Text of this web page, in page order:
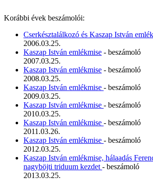
Korábbi évek beszámolói:
Cserkésztalálkozó és Kaszap István
2006.03.25.
Kaszap István emlékmise - beszámoló
2007.03.25.
Kaszap István emlékmise - beszámoló
2008.03.25.
Kaszap István emlékmise - beszámoló
2009.03.25.
Kaszap István emlékmise - beszámoló
2010.03.25.
Kaszap István emlékmise - beszámoló
2011.03.26.
Kaszap István emlékmise - beszámoló
2012.03.25.
Kaszap István emlékmise, hálaadás
nagyböjti triduum kezdet - beszámoló
2013.03.25.